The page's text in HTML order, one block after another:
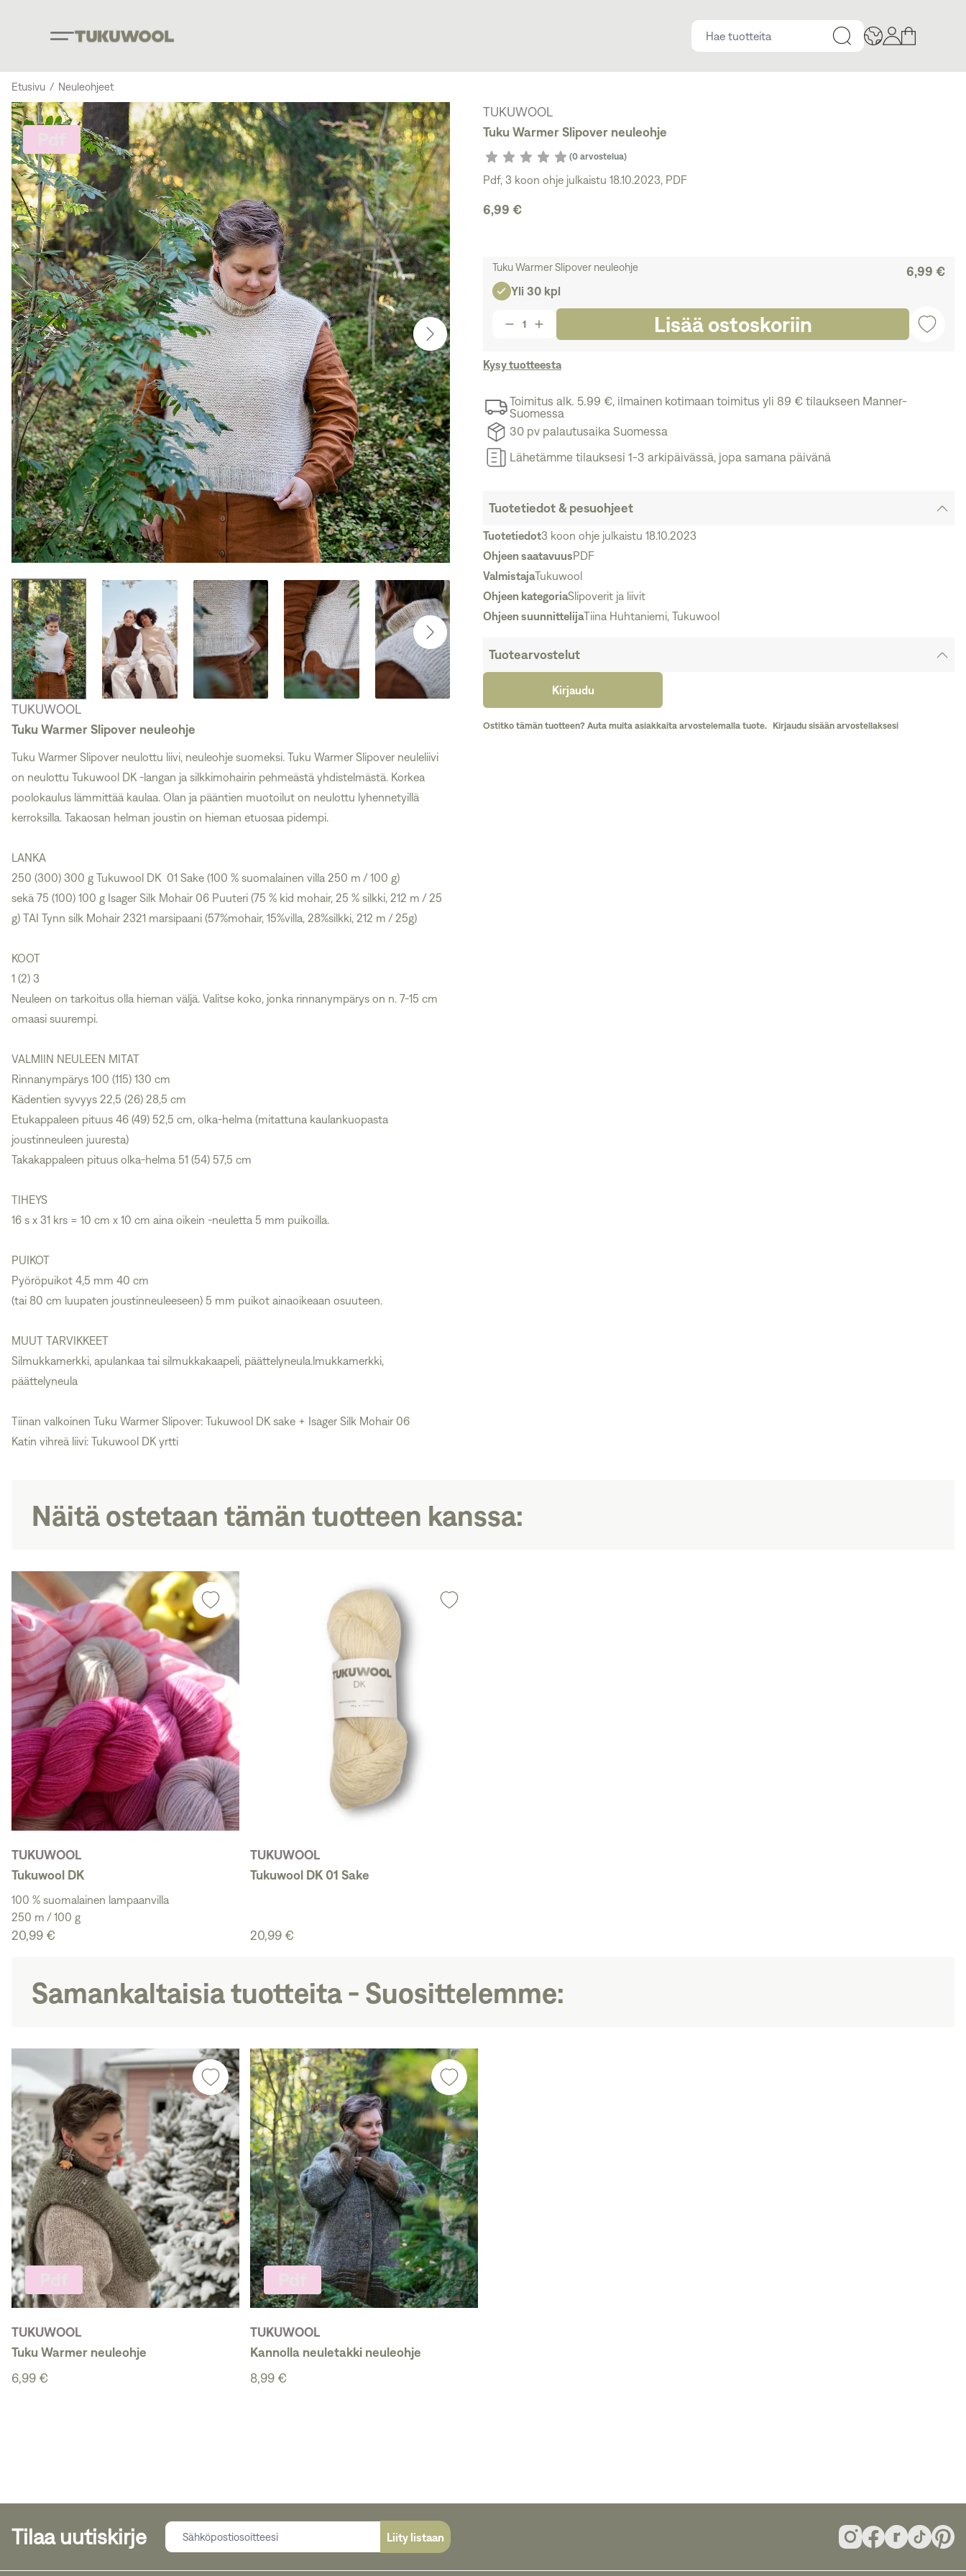
Etusivu / Neuleohjeet
TUKUWOOL
Tuku Warmer Slipover neuleohje
Tuku Warmer Slipover neulottu liivi, neuleohje suomeksi. Tuku Warmer Slipover neuleliivi
on neulottu Tukuwool DK -langan ja silkkimohairin pehmeästä yhdistelmästä. Korkea
poolokaulus lämmittää kaulaa. Olan ja pääntien muotoilut on neulottu lyhennetyillä
kerroksilla. Takaosan helman joustin on hieman etuosaa pidempi.
LANKA
250 (300) 300 g Tukuwool DK 01 Sake (100 % suomalainen villa 250 m / 100 g)
sekä 75 (100) 100 g Isager Silk Mohair 06 Puuteri (75 % kid mohair, 25 % silkki, 212 m / 25
g) TAI Tynn silk Mohair 2321 marsipaani (57%mohair, 15%villa, 28%silkki, 212 m / 25g)
KOOT
1 (2) 3
Neuleen on tarkoitus olla hieman väljä. Valitse koko, jonka rinnanympärys on n. 7-15 cm
omaasi suurempi.
VALMIIN NEULEEN MITAT
Rinnanympärys 100 (115) 130 cm
Kädentien syvyys 22,5 (26) 28,5 cm
Etukappaleen pituus 46 (49) 52,5 cm, olka-helma (mitattuna kaulankuopasta
joustinneuleen juuresta)
Takakappaleen pituus olka-helma 51 (54) 57,5 cm
TIHEYS
16 s x 31 krs = 10 cm x 10 cm aina oikein -neuletta 5 mm puikoilla.
PUIKOT
Pyöröpuikot 4,5 mm 40 cm
(tai 80 cm luupaten joustinneuleeseen) 5 mm puikot ainaoikeaan osuuteen.
MUUT TARVIKKEET
Silmukkamerkki, apulankaa tai silmukkakaapeli, päättelyneula.lmukkamerkki,
päättelyneula
Tiinan valkoinen Tuku Warmer Slipover: Tukuwool DK sake + Isager Silk Mohair 06
Katin vihreä liivi: Tukuwool DK yrtti
TUKUWOOL
Tuku Warmer Slipover neuleohje
(0 arvostelua)
Pdf, 3 koon ohje julkaistu 18.10.2023, PDF
6,99 €
Tuku Warmer Slipover neuleohje 6,99 €
Yli 30 kpl
Lisää ostoskoriin
Kysy tuotteesta
Toimitus alk. 5.99 €, ilmainen kotimaan toimitus yli 89 € tilaukseen Manner-
Suomessa
30 pv palautusaika Suomessa
Lähetämme tilauksesi 1-3 arkipäivässä, jopa samana päivänä
Tuotetiedot & pesuohjeet
Tuotetiedot3 koon ohje julkaistu 18.10.2023
Ohjeen saatavuusPDF
ValmistajaTukuwool
Ohjeen kategoriaSlipoverit ja liivit
Ohjeen suunnittelijaTiina Huhtaniemi, Tukuwool
Tuotearvostelut
Kirjaudu
Ostitko tämän tuotteen? Auta muita asiakkaita arvostelemalla tuote. Kirjaudu sisään arvostellaksesi
Näitä ostetaan tämän tuotteen kanssa:
TUKUWOOL
Tukuwool DK
100 % suomalainen lampaanvilla
250 m / 100 g
20,99 €
TUKUWOOL
Tukuwool DK 01 Sake
20,99 €
Samankaltaisia tuotteita - Suosittelemme:
TUKUWOOL
Tuku Warmer neuleohje
6,99 €
TUKUWOOL
Kannolla neuletakki neuleohje
8,99 €
Tilaa uutiskirje Liity listaan